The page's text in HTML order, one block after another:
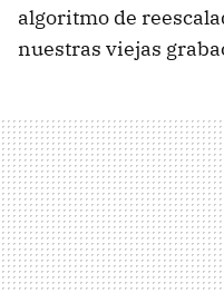
algoritmo de
nuestras viejas